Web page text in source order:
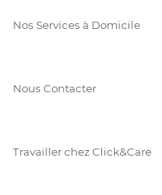
Nos Services à Domicile
Nous Contacter
Travailler chez Click&Care